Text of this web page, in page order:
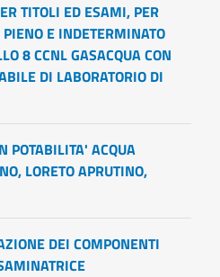
TITOLI ED ESAMI, PER
E INDETERMINATO
8 CCNL GASACQUA CON
DI LABORATORIO DI
POTABILITA' ACQUA
LORETO APRUTINO,
DEI COMPONENTI